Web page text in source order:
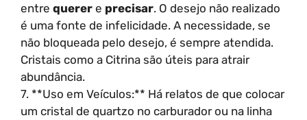
entre querer e precisar. O desejo não realizado
é uma fonte de infelicidade. A necessidade, se
não bloqueada pelo desejo, é sempre atendida.
Cristais como a Citrina são úteis para atrair
abundância.
7. **Uso em Veículos:** Há relatos de que colocar
um cristal de quartzo no carburador ou na linha